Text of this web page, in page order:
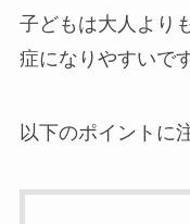
子どもは大人より
症になりやすいです
以下のポイントに